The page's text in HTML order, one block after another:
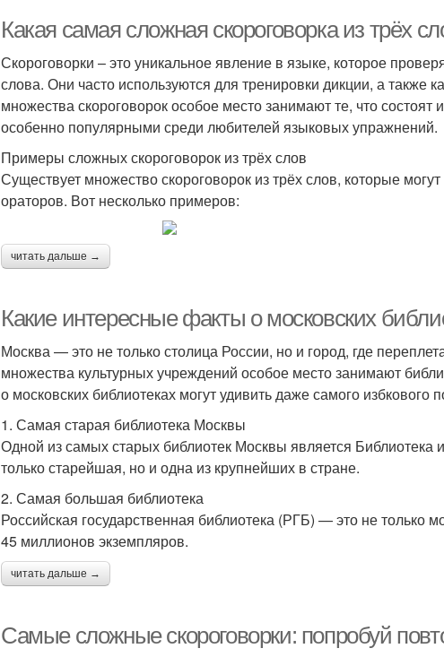
Какая самая сложная скороговорка из трёх
Скороговорки – это уникальное явление в языке, которое
слова. Они часто используются для тренировки дикции, а также
множества скороговорок особое место занимают те, что состоят
особенно популярными среди любителей языковых упражнений.
Примеры сложных скороговорок из трёх слов
Существует множество скороговорок из трёх слов, которые
ораторов. Вот несколько примеров:
читать дальше →
Какие интересные факты о московских
Москва — это не только столица России, но и город, где
множества культурных учреждений особое место занимают
о московских библиотеках могут удивить даже самого избкового
1. Самая старая библиотека Москвы
Одной из самых старых библиотек Москвы является
только старейшая, но и одна из крупнейших в стране.
2. Самая большая библиотека
Российская государственная библиотека (РГБ) — это не только
45 миллионов экземпляров.
читать дальше →
Самые сложные скороговорки: попробуй